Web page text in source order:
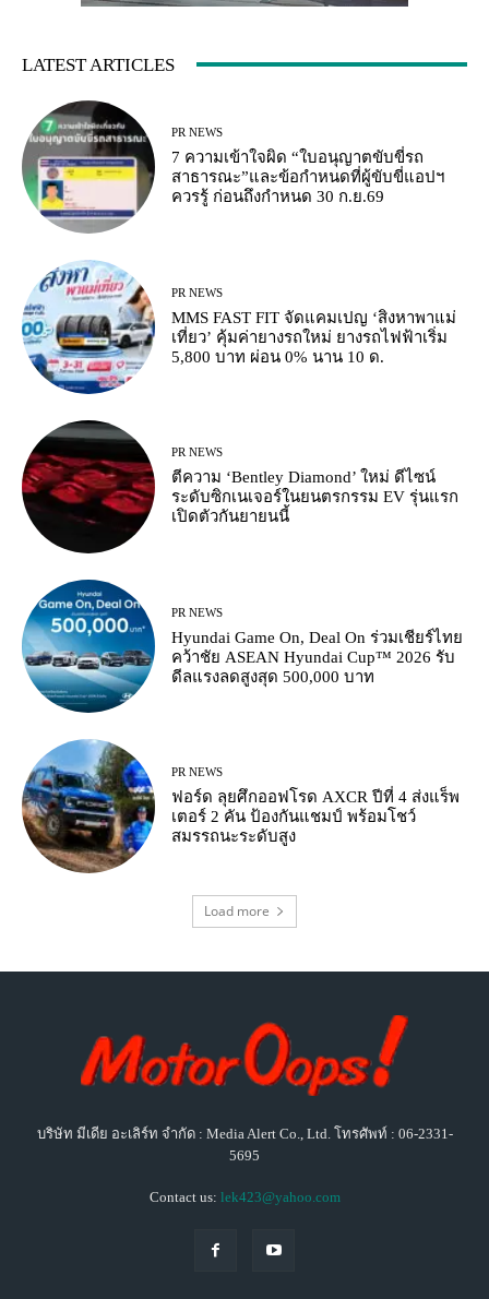
LATEST ARTICLES
PR NEWS
7 ความเข้าใจผิด “ใบอนุญาตขับขี่รถ
สาธารณะ”และข้อกำหนดที่ผู้ขับขี่แอปฯ
ควรรู้ ก่อนถึงกำหนด 30 ก.ย.69
PR NEWS
MMS FAST FIT จัดแคมเปญ ‘สิงหาพาแม่
เที่ยว’ คุ้มค่ายางรถใหม่ ยางรถไฟฟ้าเริ่ม
5,800 บาท ผ่อน 0% นาน 10 ด.
PR NEWS
ตีความ ‘Bentley Diamond’ ใหม่ ดีไซน์
ระดับซิกเนเจอร์ในยนตรกรรม EV รุ่นแรก
เปิดตัวกันยายนนี้
PR NEWS
Hyundai Game On, Deal On ร่วมเชียร์ไทย
คว้าชัย ASEAN Hyundai Cup™ 2026 รับ
ดีลแรงลดสูงสุด 500,000 บาท
PR NEWS
ฟอร์ด ลุยศึกออฟโรด AXCR ปีที่ 4 ส่งแร็พ
เตอร์ 2 คัน ป้องกันแชมป์ พร้อมโชว์
สมรรถนะระดับสูง
Load more
บริษัท มีเดีย อะเลิร์ท จำกัด : Media Alert Co., Ltd. โทรศัพท์ : 06-2331-
5695
Contact us: lek423@yahoo.com